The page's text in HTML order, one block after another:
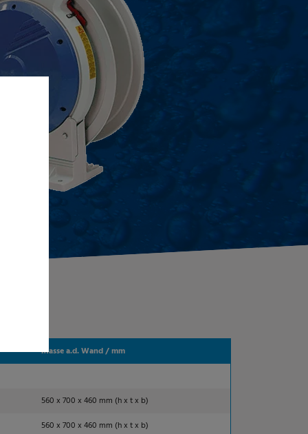
Masse a.d. Wand / mm
560 x 700 x 460 mm (h x t x b)
560 x 700 x 460 mm (h x t x b)